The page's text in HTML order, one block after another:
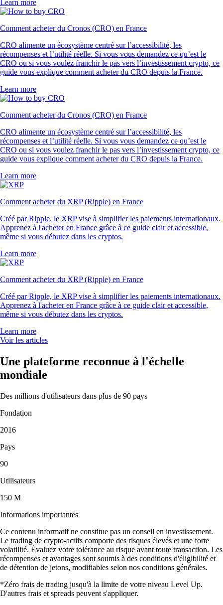
Learn more
Comment acheter du Cronos (CRO) en France
CRO alimente un écosystème centré sur l’accessibilité, les
récompenses et l’utilité réelle. Si vous vous demandez ce qu’est le
CRO ou si vous voulez franchir le pas vers l’investissement crypto, ce
guide vous explique comment acheter du CRO depuis la France.
Learn more
Comment acheter du Cronos (CRO) en France
CRO alimente un écosystème centré sur l’accessibilité, les
récompenses et l’utilité réelle. Si vous vous demandez ce qu’est le
CRO ou si vous voulez franchir le pas vers l’investissement crypto, ce
guide vous explique comment acheter du CRO depuis la France.
Learn more
Comment acheter du XRP (Ripple) en France
Créé par Ripple, le XRP vise à simplifier les paiements internationaux.
Apprenez à l'acheter en France grâce à ce guide clair et accessible,
même si vous débutez dans les cryptos.
Learn more
Comment acheter du XRP (Ripple) en France
Créé par Ripple, le XRP vise à simplifier les paiements internationaux.
Apprenez à l'acheter en France grâce à ce guide clair et accessible,
même si vous débutez dans les cryptos.
Learn more
Voir les articles
Une plateforme reconnue à l'échelle
mondiale
Des millions d'utilisateurs dans plus de 90 pays
Fondation
2016
Pays
90
Utilisateurs
150 M
Informations importantes
Ce contenu informatif ne constitue pas un conseil en investissement.
Le trading de crypto-actifs comporte des risques élevés et une forte
volatilité. Évaluez votre tolérance au risque avant toute transaction. Les
récompenses et avantages sont soumis à des conditions d'éligibilité et
de détention de jetons, modifiables selon nos conditions générales.
*Zéro frais de trading jusqu'à la limite de votre niveau Level Up.
D'autres frais et spreads peuvent s'appliquer.